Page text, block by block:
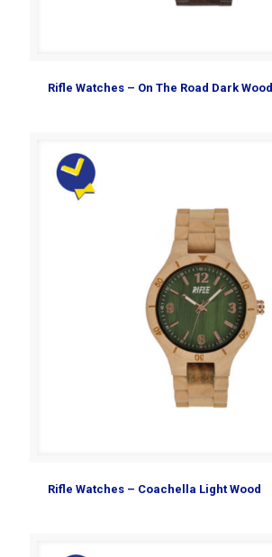
Rifle Watches – On The Road Dark Wood
Rifle Watches – Coachella Light Wood